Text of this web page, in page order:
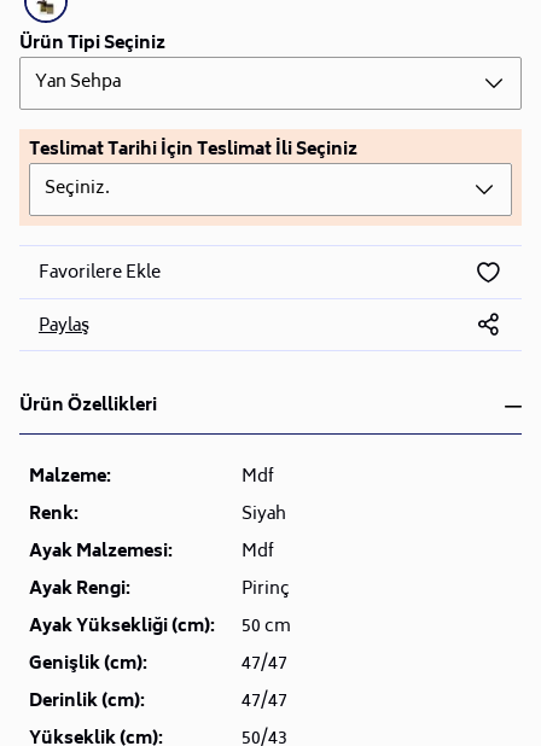
Ürün Tipi Seçiniz
Yan Sehpa
Teslimat Tarihi İçin Teslimat İli Seçiniz
Seçiniz.
Favorilere Ekle
Paylaş
Ürün Özellikleri
Malzeme:
Mdf
Renk:
Siyah
Ayak Malzemesi:
Mdf
Ayak Rengi:
Pirinç
Ayak Yüksekliği (cm):
50 cm
Genişlik (cm):
47/47
Derinlik (cm):
47/47
Yükseklik (cm):
50/43